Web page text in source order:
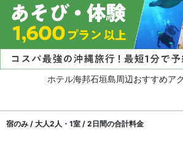
ホテル海邦石垣島周辺おすすめア
宿のみ / 大人2人・1室 / 2日間の合計料金